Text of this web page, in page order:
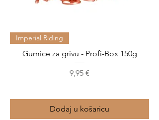
Imperial Riding
Gumice za grivu - Profi-Box 150g
Cijena
9,95 €
Dodaj u košaricu